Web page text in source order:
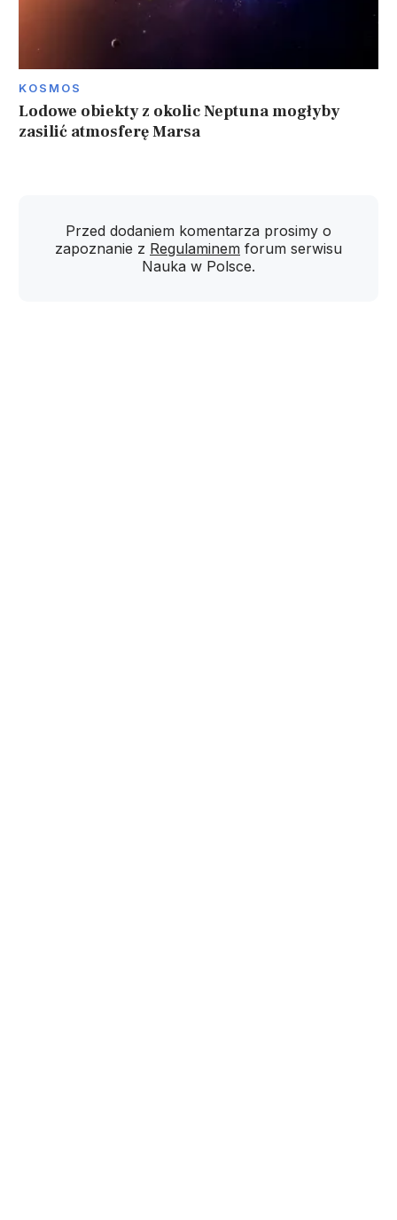
KOSMOS
Lodowe obiekty z okolic Neptuna mogłyby
zasilić atmosferę Marsa
Przed dodaniem komentarza prosimy o
zapoznanie z Regulaminem forum serwisu
Nauka w Polsce.